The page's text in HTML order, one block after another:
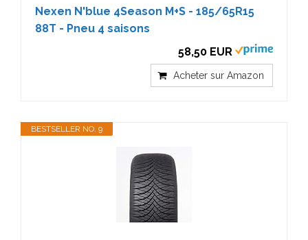
Nexen N'blue 4Season M+S - 185/65R15
88T - Pneu 4 saisons
58,50 EUR
Acheter sur Amazon
BESTSELLER NO. 9